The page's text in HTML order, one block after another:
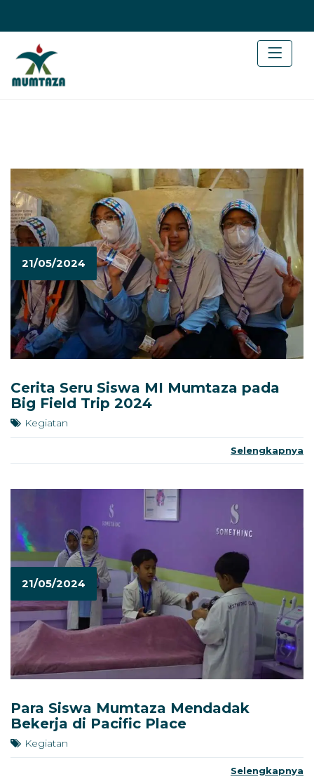
21/05/2024
Cerita Seru Siswa MI Mumtaza pada
Big Field Trip 2024
Kegiatan
Selengkapnya
21/05/2024
Para Siswa Mumtaza Mendadak
Bekerja di Pacific Place
Kegiatan
Selengkapnya